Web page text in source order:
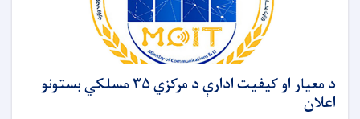
د معیار او کیفیت ادارې د مرکزي ۳۵ مسلکي بستونو
اعلان